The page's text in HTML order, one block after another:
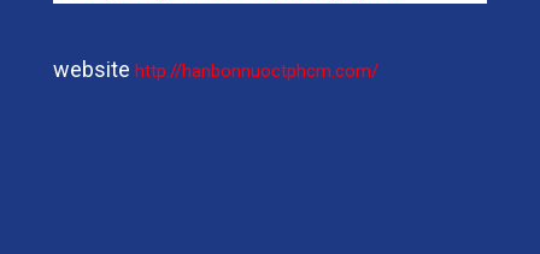
website http://hanbonnuoctphcm.com/